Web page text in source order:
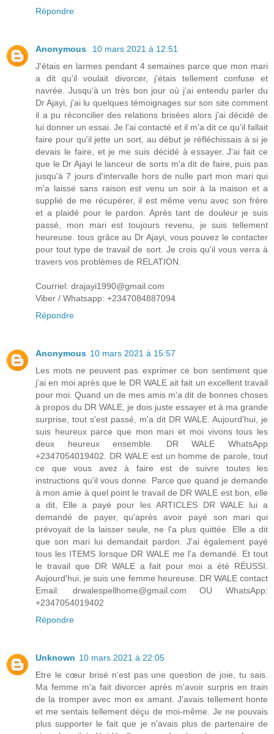
Répondre
Anonymous
10 mars 2021 à 12:51
J'étais en larmes pendant 4 semaines parce que mon mari
a dit qu'il voulait divorcer, j'étais tellement confuse et
navrée. Jusqu'à un très bon jour où j'ai entendu parler du
Dr Ajayi, j'ai lu quelques témoignages sur son site comment
il a pu réconcilier des relations brisées alors j'ai décidé de
lui donner un essai. Je l'ai contacté et il m'a dit ce qu'il fallait
faire pour qu'il jette un sort, au début je réfléchissais à si je
devais le faire, et je me suis décidé à essayer. J'ai fait ce
que le Dr Ajayi le lanceur de sorts m'a dit de faire, puis pas
jusqu'à 7 jours d'intervalle hors de nulle part mon mari qui
m'a laissé sans raison est venu un soir à la maison et a
supplié de me récupérer, il est même venu avec son frère
et a plaidé pour le pardon. Après tant de douleur je suis
passé, mon mari est toujours revenu, je suis tellement
heureuse. tous grâce au Dr Ajayi, vous pouvez le contacter
pour tout type de travail de sort. Je crois qu'il vous verra à
travers vos problèmes de RELATION.
Courriel: drajayi1990@gmail.com
Viber / Whatsapp: +2347084887094
Répondre
Anonymous 10 mars 2021 à 15:57
Les mots ne peuvent pas exprimer ce bon sentiment que
j'ai en moi après que le DR WALE ait fait un excellent travail
pour moi. Quand un de mes amis m'a dit de bonnes choses
à propos du DR WALE, je dois juste essayer et à ma grande
surprise, tout s'est passé, m'a dit DR WALE. Aujourd'hui, je
suis heureux parce que mon mari et moi vivons tous les
deux heureux ensemble. DR WALE WhatsApp
+2347054019402. DR WALE est un homme de parole, tout
ce que vous avez à faire est de suivre toutes les
instructions qu'il vous donne. Parce que quand je demande
à mon amie à quel point le travail de DR WALE est bon, elle
a dit, Elle a payé pour les ARTICLES DR WALE lui a
demandé de payer, qu'après avoir payé son mari qui
prévoyait de la laisser seule, ne l'a plus quittée. Elle a dit
que son mari lui demandait pardon. J'ai également payé
tous les ITEMS lorsque DR WALE me l'a demandé. Et tout
le travail que DR WALE a fait pour moi a été RÉUSSI.
Aujourd'hui, je suis une femme heureuse. DR WALE contact
Email: drwalespellhome@gmail.com OU WhatsApp:
+2347054019402
Répondre
Unknown 10 mars 2021 à 22:05
Etre le cœur brisé n'est pas une question de joie, tu sais.
Ma femme m'a fait divorcer après m'avoir surpris en train
de la tromper avec mon ex amant. J'avais tellement honte
et me sentais tellement déçu de moi-même. Je ne pouvais
plus supporter le fait que je n'avais plus de partenaire de